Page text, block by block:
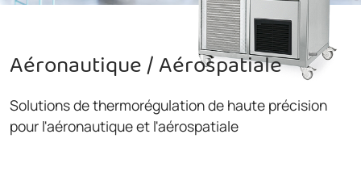
Aéronautique / Aérospatiale
Solutions de thermorégulation de haute précision
pour l'aéronautique et l'aérospatiale